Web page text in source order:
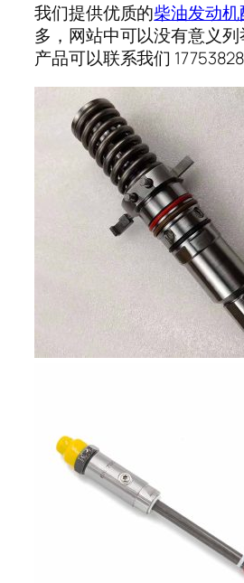
我们提供优质的柴油发动
多，网站中可以没有意义
产品可以联系我们